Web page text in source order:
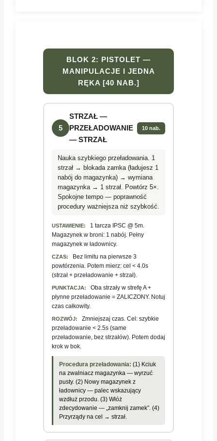
BLOK 2: PISTOLET —
MANIPULACJE I JEDNA
RĘKA [40 NAB.]
5
STRZAŁ —
PRZEŁADOWANIE
— STRZAŁ
10 nab.
Nauka szybkiego przeładowania. 1
strzał → blokada zamka (ładujesz 1
nabój do magazynka) → wymiana
magazynka → 1 strzał. Powtórz 5×.
Spokojne tempo — poprawność
procedury ważniejsza niż szybkość.
USTAWIENIE:
1 tarcza IPSC @ 5m.
Magazynek w broni: 1 nabój. Pełny
magazynek w ładownicy.
CZAS:
Bez limitu na pierwsze 3
powtórzenia. Potem mierz: cel < 4.0s
(strzał + przeładowanie + strzał).
PUNKTACJA:
Oba strzały w strefę A +
płynne przeładowanie = ZALICZONY. Notuj
czas całkowity.
ROZWÓJ:
Zmniejszaj czas. Cel: szybkie
przeładowanie < 2.5s (same
przeładowanie, bez strzałów). Potem dodaj
krok w bok.
Procedura przeładowania: (1) Kciuk
na zwalniacz magazynka — wyrzuć
pusty. (2) Nowy magazynek z
ładownicy — palec wskazujący
wzdłuż przodu. (3) Włóż
zdecydowanie — „zamknij zamek”. (4)
Przyrządy na cel → strzał.